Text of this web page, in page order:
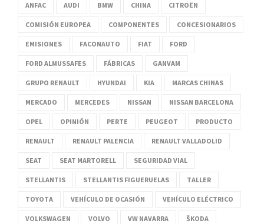
ANFAC AUDI BMW CHINA CITROËN
COMISIÓN EUROPEA COMPONENTES CONCESIONARIOS
EMISIONES FACONAUTO FIAT FORD
FORD ALMUSSAFES FÁBRICAS GANVAM
GRUPO RENAULT HYUNDAI KIA MARCAS CHINAS
MERCADO MERCEDES NISSAN NISSAN BARCELONA
OPEL OPINIÓN PERTE PEUGEOT PRODUCTO
RENAULT RENAULT PALENCIA RENAULT VALLADOLID
SEAT SEAT MARTORELL SEGURIDAD VIAL
STELLANTIS STELLANTIS FIGUERUELAS TALLER
TOYOTA VEHÍCULO DE OCASIÓN VEHÍCULO ELÉCTRICO
VOLKSWAGEN VOLVO VW NAVARRA ŠKODA